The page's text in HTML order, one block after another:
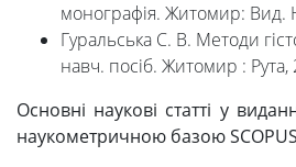
монографія. Житомир: Вид.
Гуральська С. В. Методи
навч. посіб. Житомир : Рута,
Основні наукові статті у
наукометричною базою